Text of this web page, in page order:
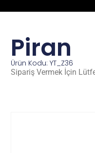
Piran
Ürün Kodu: YT_Z36
Sipariş Vermek İçin